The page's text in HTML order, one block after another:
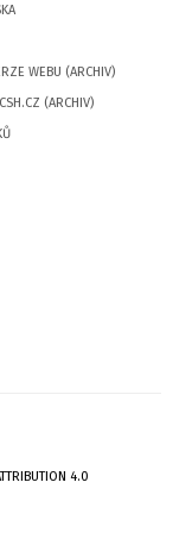
WEBU (ARCHIV)
(ARCHIV)
4.0